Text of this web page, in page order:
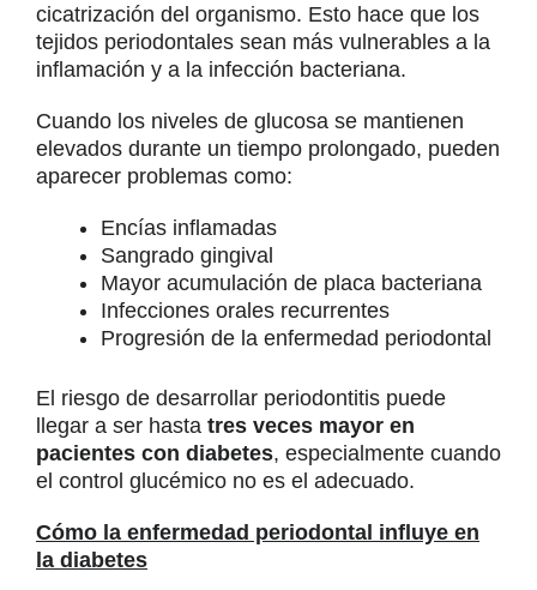
cicatrización del organismo. Esto hace que los
tejidos periodontales sean más vulnerables a la
inflamación y a la infección bacteriana.
Cuando los niveles de glucosa se mantienen
elevados durante un tiempo prolongado, pueden
aparecer problemas como:
Encías inflamadas
Sangrado gingival
Mayor acumulación de placa bacteriana
Infecciones orales recurrentes
Progresión de la enfermedad periodontal
El riesgo de desarrollar periodontitis puede
llegar a ser hasta tres veces mayor en
pacientes con diabetes, especialmente cuando
el control glucémico no es el adecuado.
Cómo la enfermedad periodontal influye en
la diabetes